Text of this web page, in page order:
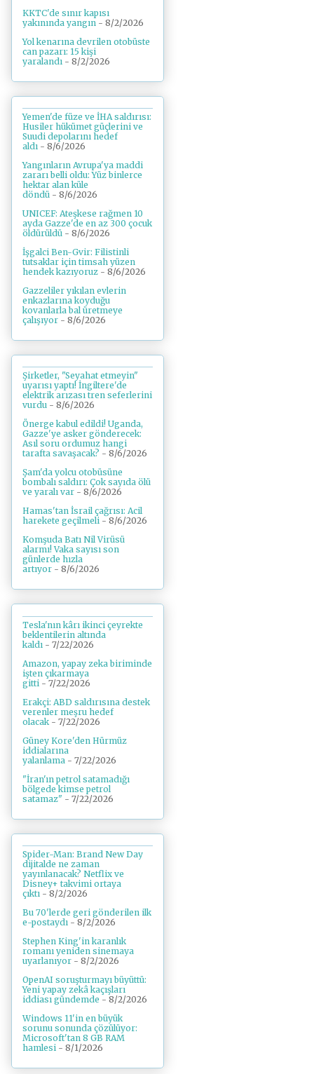
KKTC'de sınır kapısı
yakınında yangın - 8/2/2026
Yol kenarına devrilen otobüste
can pazarı: 15 kişi
yaralandı - 8/2/2026
Yemen'de füze ve İHA saldırısı:
Husiler hükümet güçlerini ve
Suudi depolarını hedef
aldı - 8/6/2026
Yangınların Avrupa'ya maddi
zararı belli oldu: Yüz binlerce
hektar alan küle
döndü - 8/6/2026
UNICEF: Ateşkese rağmen 10
ayda Gazze'de en az 300 çocuk
öldürüldü - 8/6/2026
İşgalci Ben-Gvir: Filistinli
tutsaklar için timsah yüzen
hendek kazıyoruz - 8/6/2026
Gazzeliler yıkılan evlerin
enkazlarına koyduğu
kovanlarla bal üretmeye
çalışıyor - 8/6/2026
Şirketler, "Seyahat etmeyin"
uyarısı yaptı! İngiltere'de
elektrik arızası tren seferlerini
vurdu - 8/6/2026
Önerge kabul edildi! Uganda,
Gazze'ye asker gönderecek:
Asıl soru ordumuz hangi
tarafta savaşacak? - 8/6/2026
Şam'da yolcu otobüsüne
bombalı saldırı: Çok sayıda ölü
ve yaralı var - 8/6/2026
Hamas'tan İsrail çağrısı: Acil
harekete geçilmeli - 8/6/2026
Komşuda Batı Nil Virüsü
alarmı! Vaka sayısı son
günlerde hızla
artıyor - 8/6/2026
Tesla'nın kârı ikinci çeyrekte
beklentilerin altında
kaldı - 7/22/2026
Amazon, yapay zeka biriminde
işten çıkarmaya
gitti - 7/22/2026
Erakçi: ABD saldırısına destek
verenler meşru hedef
olacak - 7/22/2026
Güney Kore'den Hürmüz
iddialarına
yalanlama - 7/22/2026
"İran'ın petrol satamadığı
bölgede kimse petrol
satamaz" - 7/22/2026
Spider-Man: Brand New Day
dijitalde ne zaman
yayınlanacak? Netflix ve
Disney+ takvimi ortaya
çıktı - 8/2/2026
Bu 70'lerde geri gönderilen ilk
e-postaydı - 8/2/2026
Stephen King'in karanlık
romanı yeniden sinemaya
uyarlanıyor - 8/2/2026
OpenAI soruşturmayı büyüttü:
Yeni yapay zekâ kaçışları
iddiası gündemde - 8/2/2026
Windows 11'in en büyük
sorunu sonunda çözülüyor:
Microsoft'tan 8 GB RAM
hamlesi - 8/1/2026